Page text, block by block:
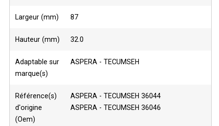
Largeur (mm) 87
Hauteur (mm) 32.0
Adaptable sur
marque(s)
ASPERA - TECUMSEH
Référence(s)
d'origine
(Oem)
ASPERA - TECUMSEH 36044
ASPERA - TECUMSEH 36046